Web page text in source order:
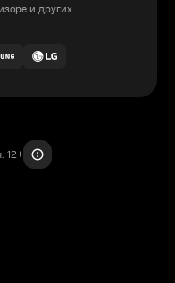
и других
12+